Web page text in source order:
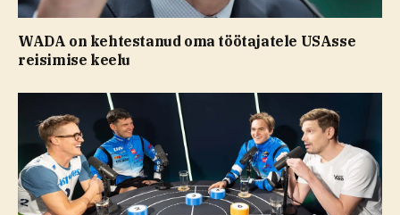
WADA on kehtestanud oma töötajatele USAsse
reisimise keelu